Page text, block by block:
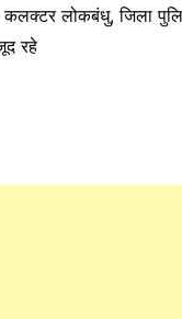
कलक्टर लोकबंधु, जिला
रहे